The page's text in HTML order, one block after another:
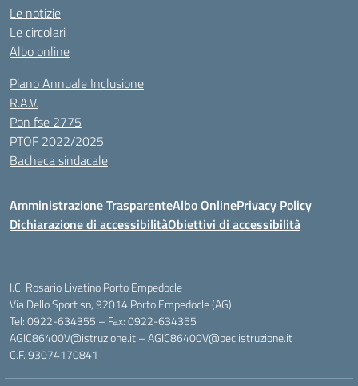
Le notizie
Le circolari
Albo online
Piano Annuale Inclusione
R.A.V.
Pon fse 2775
PTOF 2022/2025
Bacheca sindacale
Amministrazione TrasparenteAlbo OnlinePrivacy Policy
Dichiarazione di accessibilitàObiettivi di accessibilità
I.C. Rosario Livatino Porto Empedocle
Via Dello Sport sn, 92014 Porto Empedocle (AG)
Tel: 0922-634355 – Fax: 0922-634355
AGIC86400V@istruzione.it–AGIC86400V@pec.istruzione.it
C.F. 93074170841